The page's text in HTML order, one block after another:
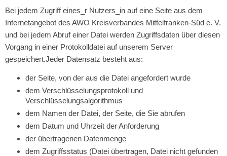
Bei jedem Zugriff eines_r Nutzers_in auf eine Seite aus dem
Internetangebot des AWO Kreisverbandes Mittelfranken-Süd e. V.
und bei jedem Abruf einer Datei werden Zugriffsdaten über diesen
Vorgang in einer Protokolldatei auf unserem Server
gespeichert.Jeder Datensatz besteht aus:
der Seite, von der aus die Datei angefordert wurde
dem Verschlüsselungsprotokoll und
Verschlüsselungsalgorithmus
dem Namen der Datei, der Seite, die Sie abrufen
dem Datum und Uhrzeit der Anforderung
der übertragenen Datenmenge
dem Zugriffsstatus (Datei übertragen, Datei nicht gefunden